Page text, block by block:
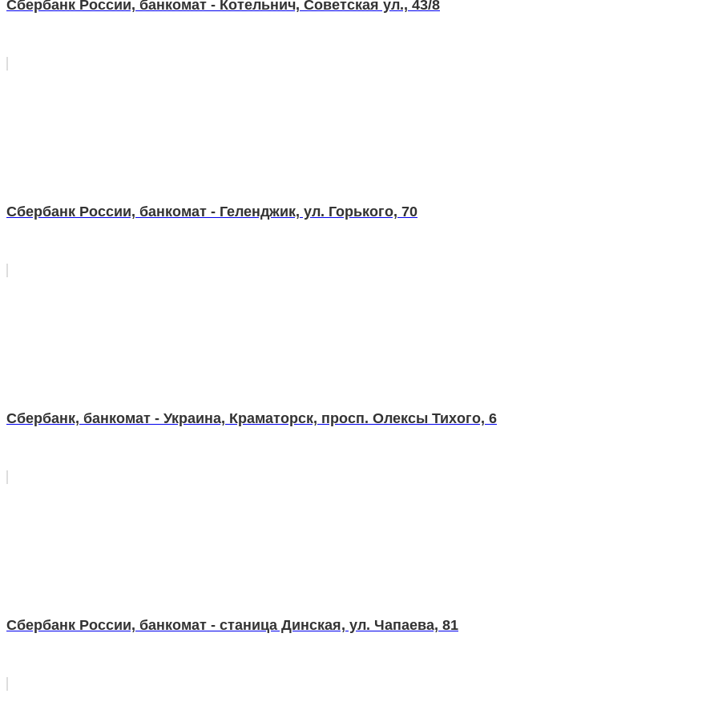
Сбербанк России, банкомат - Котельнич, Советская ул., 43/8
Сбербанк России, банкомат - Геленджик, ул. Горького, 70
Сбербанк, банкомат - Украина, Краматорск, просп. Олексы Тихого, 6
Сбербанк России, банкомат - станица Динская, ул. Чапаева, 81